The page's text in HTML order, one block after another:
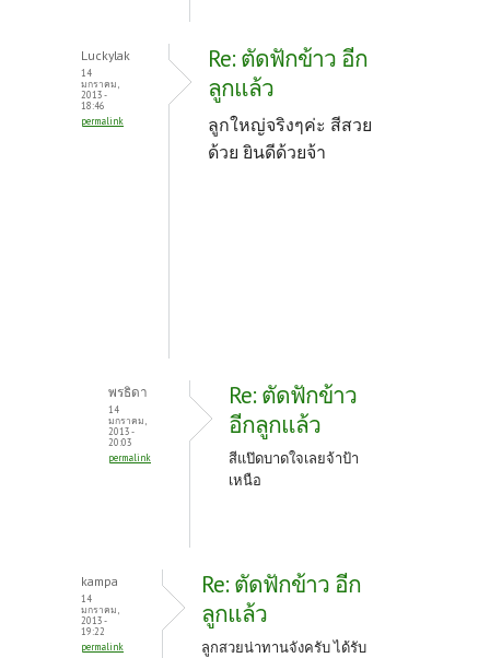
Luckylak
14
มกราคม,
2013 -
18:46
permalink
Re: ตัดฟักข้าว อีก
ลูกแล้ว
ลูกใหญ่จริงๆค่ะ สีสวย
ด้วย ยินดีด้วยจ้า
พรธิดา
14
มกราคม,
2013 -
20:03
permalink
Re: ตัดฟักข้าว
อีกลูกแล้ว
สีแป๊ดบาดใจเลยจ้าป้า
เหนือ
kampa
14
มกราคม,
2013 -
19:22
permalink
Re: ตัดฟักข้าว อีก
ลูกแล้ว
ลูกสวยน่าทานจังครับ ได้รับ